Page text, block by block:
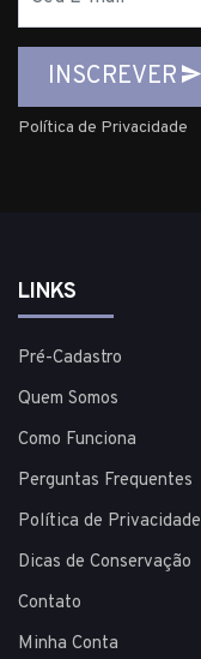
mail
INSCREVER
Política de Privacidade
LINKS
Pré-Cadastro
Quem Somos
Como Funciona
Perguntas Frequentes
Política de Privacidade
Dicas de Conservação
Contato
Minha Conta